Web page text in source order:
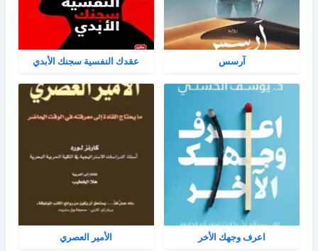
آرسس عقدك النفسية سجنك الأبدي
اعرف وجهك الأخر الأمير العصري